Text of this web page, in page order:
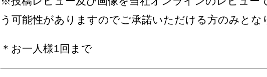
う可能性がありますのでご承諾いただける方のみとな
＊お一人様1回まで